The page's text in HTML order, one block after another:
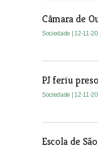
Câmara de
Sociedade | 12-11-
PJ feriu
Sociedade | 12-11-
Escola de